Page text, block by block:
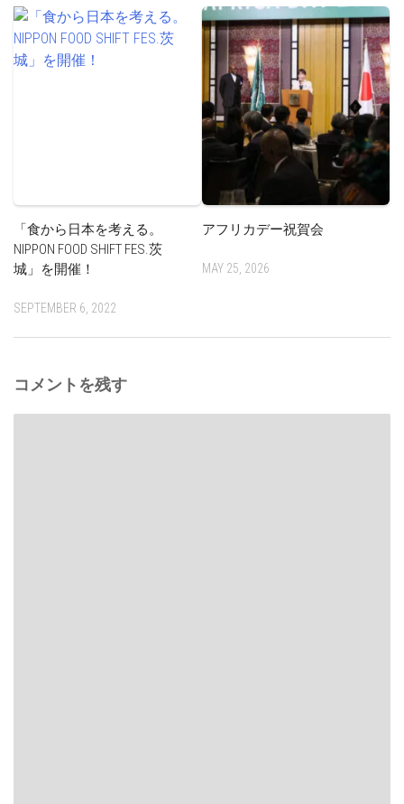
「食から日本を考える。
NIPPON FOOD SHIFT FES.茨
城」を開催！
SEPTEMBER 6, 2022
アフリカデー祝賀会
MAY 25, 2026
コメントを残す